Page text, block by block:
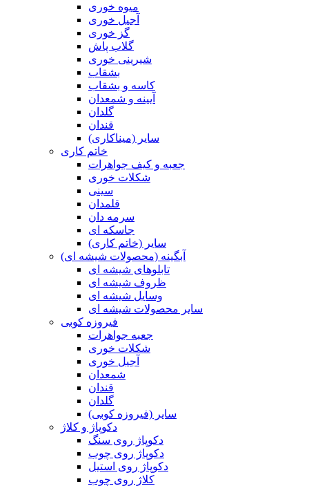
میوه خوری
آجیل خوری
گز خوری
گلاب پاش
شیرینی خوری
بشقاب
کاسه و بشقاب
آیینه و شمعدان
گلدان
قندان
سایر (میناکاری)
خاتم کاری
جعبه و کیف جواهرات
شکلات خوری
سینی
قلمدان
سرمه دان
جاسکه ای
سایر (خاتم کاری)
آبگینه (محصولات شیشه ای)
تابلوهای شیشه ای
ظروف شیشه ای
وسایل شیشه ای
سایر محصولات شیشه ای
فیروزه کوبی
جعبه جواهرات
شکلات خوری
آجیل خوری
شمعدان
قندان
گلدان
سایر (فیروزه کوبی)
دکوپاژ و کلاژ
دکوپاژ روی سنگ
دکوپاژ روی چوب
دکوپاژ روی استیل
کلاژ روی چوب